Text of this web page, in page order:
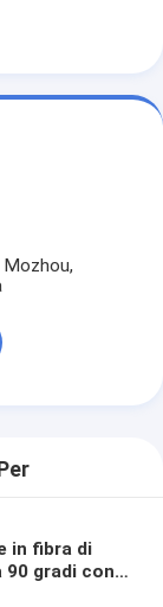
in fibra di
90 gradi con